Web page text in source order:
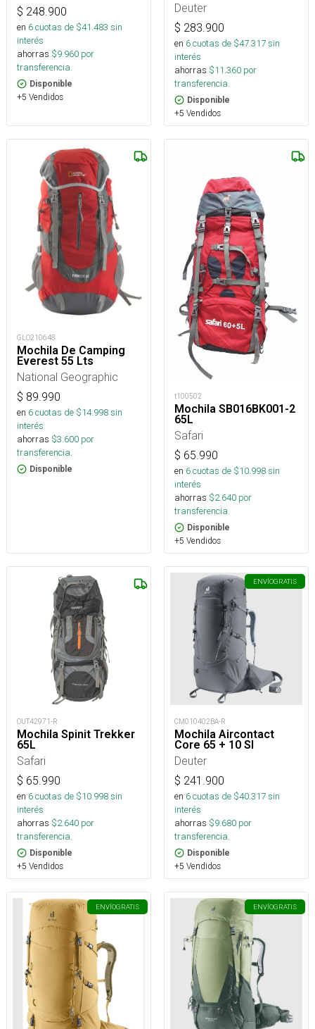
$ 248.900
en 6cuotas de $41.483 sin
interés
ahorras $9.960 por
transferencia.
Disponible
+5 Vendidos
Deuter
$ 283.900
en 6cuotas de $47.317sin
interés
ahorras $11.360 por
transferencia.
Disponible
+5 Vendidos
GLO210648
Mochila De Camping
Everest 55 Lts
National Geographic
$ 89.990
en 6cuotas de $14.998sin
interés
ahorras $3.600 por
transferencia.
Disponible
t100502
Mochila SB016BK001-2
65L
Safari
$ 65.990
en 6cuotas de $10.998sin
interés
ahorras $2.640 por
transferencia.
Disponible
+5 Vendidos
OUT42971-R
Mochila Spinit Trekker
65L
Safari
$ 65.990
en 6cuotas de $10.998sin
interés
ahorras $2.640 por
transferencia.
Disponible
+5 Vendidos
ENVÍOGRATIS
CM010402BA-R
Mochila Aircontact
Core 65 + 10 Sl
Deuter
$ 241.900
en 6cuotas de $40.317sin
interés
ahorras $9.680 por
transferencia.
Disponible
+5 Vendidos
ENVÍOGRATIS ENVÍOGRATIS